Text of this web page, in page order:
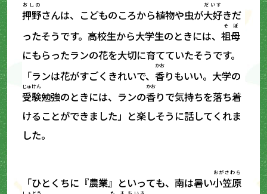
押野
おしの
さんは、こどものころから植物や虫が大好
だいす
きだ
ったそうです。高校生から大学生のときには、祖母
そぼ
にもらったランの花を大切に育てていたそうです。
「ランは花がすごくきれいで、香
かお
りもいい。大学の
受験
じゅけん
勉強のときには、ランの香
かお
りで気持ちを落ち着
けることができました」と楽しそうに話してくれま
した。
「ひとくちに『農業』といっても、南は暑い小笠原
おがさわら